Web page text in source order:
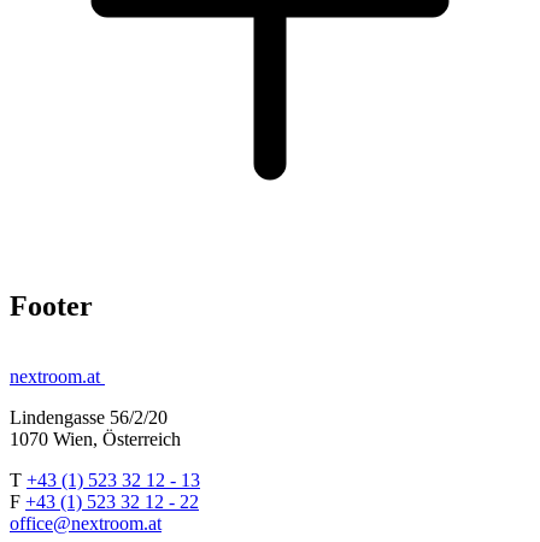
Footer
nextroom.at
Lindengasse 56/2/20
1070 Wien, Österreich
T +43 (1) 523 32 12 - 13
F +43 (1) 523 32 12 - 22
office@nextroom.at